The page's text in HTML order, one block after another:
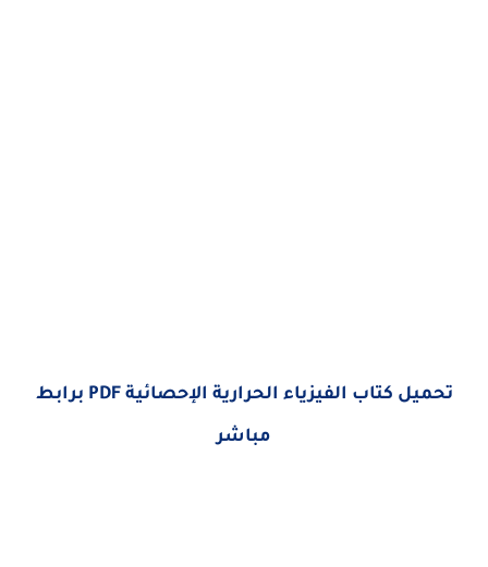
تحميل كتاب الفيزياء الحرارية الإحصائية PDF برابط
مباشر